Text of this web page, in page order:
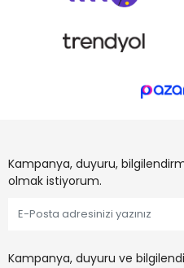
Kampanya, duyuru,
olmak istiyorum.
Kampanya, duyuru ve